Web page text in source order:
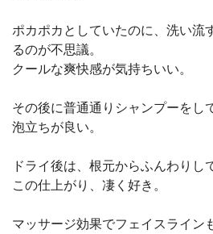
ポカポカとしていたのに、洗い流
るのが不思議。
クールな爽快感が気持ちいい。
その後に普通通りシャンプーをし
泡立ちが良い。
ドライ後は、根元からふんわりし
この仕上がり、凄く好き。
マッサージ効果でフェイスライン